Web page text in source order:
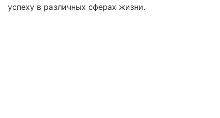
успеху в различных сферах жизни.